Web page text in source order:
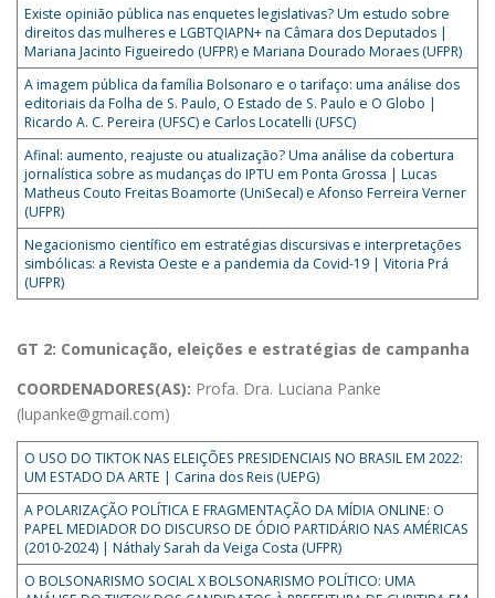
Existe opinião pública nas enquetes legislativas? Um estudo sobre
direitos das mulheres e LGBTQIAPN+ na Câmara dos Deputados |
Mariana Jacinto Figueiredo (UFPR) e Mariana Dourado Moraes (UFPR)
A imagem pública da família Bolsonaro e o tarifaço: uma análise dos
editoriais da Folha de S. Paulo, O Estado de S. Paulo e O Globo |
Ricardo A. C. Pereira (UFSC) e Carlos Locatelli (UFSC)
Afinal: aumento, reajuste ou atualização? Uma análise da cobertura
jornalística sobre as mudanças do IPTU em Ponta Grossa | Lucas
Matheus Couto Freitas Boamorte (UniSecal) e Afonso Ferreira Verner
(UFPR)
Negacionismo científico em estratégias discursivas e interpretações
simbólicas: a Revista Oeste e a pandemia da Covid-19 | Vitoria Prá
(UFPR)
GT 2: Comunicação, eleições e estratégias de campanha
COORDENADORES(AS): Profa. Dra. Luciana Panke
(lupanke@gmail.com)
O USO DO TIKTOK NAS ELEIÇÕES PRESIDENCIAIS NO BRASIL EM 2022:
UM ESTADO DA ARTE | Carina dos Reis (UEPG)
A POLARIZAÇÃO POLÍTICA E FRAGMENTAÇÃO DA MÍDIA ONLINE: O
PAPEL MEDIADOR DO DISCURSO DE ÓDIO PARTIDÁRIO NAS AMÉRICAS
(2010-2024) | Náthaly Sarah da Veiga Costa (UFPR)
O BOLSONARISMO SOCIAL X BOLSONARISMO POLÍTICO: UMA